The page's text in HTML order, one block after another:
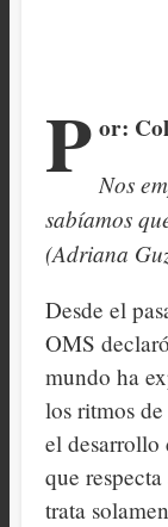
P or:
Nos
sabíamos
(Adriana
Desde el
OMS
mundo ha
los ritmos
el
que
trata